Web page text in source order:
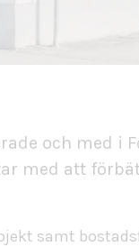
och med i
med att
samt